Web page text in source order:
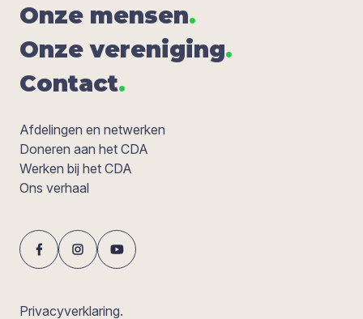
Onze men­sen.
Onze ver­e­ni­ging.
Con­tact.
Afdelingen en netwerken
Doneren aan het CDA
Werken bij het CDA
Ons verhaal
Privacyverklaring.